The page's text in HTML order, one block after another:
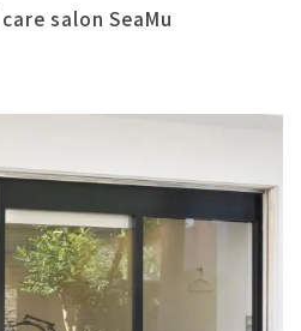
care salon SeaMu